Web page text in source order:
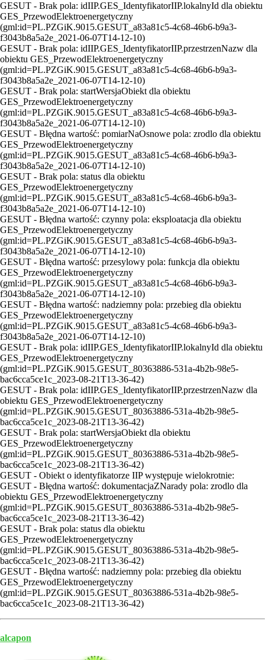
GESUT - Brak pola: idIIP.GES_IdentyfikatorIIP.lokalnyId dla obiektu
GES_PrzewodElektroenergetyczny
(gml:id=PL.PZGiK.9015.GESUT_a83a81c5-4c68-46b6-b9a3-
f3043b8a5a2e_2021-06-07T14-12-10)
GESUT - Brak pola: idIIP.GES_IdentyfikatorIIP.przestrzenNazw dla
obiektu GES_PrzewodElektroenergetyczny
(gml:id=PL.PZGiK.9015.GESUT_a83a81c5-4c68-46b6-b9a3-
f3043b8a5a2e_2021-06-07T14-12-10)
GESUT - Brak pola: startWersjaObiekt dla obiektu
GES_PrzewodElektroenergetyczny
(gml:id=PL.PZGiK.9015.GESUT_a83a81c5-4c68-46b6-b9a3-
f3043b8a5a2e_2021-06-07T14-12-10)
GESUT - Błędna wartość: pomiarNaOsnowe pola: zrodlo dla obiektu
GES_PrzewodElektroenergetyczny
(gml:id=PL.PZGiK.9015.GESUT_a83a81c5-4c68-46b6-b9a3-
f3043b8a5a2e_2021-06-07T14-12-10)
GESUT - Brak pola: status dla obiektu
GES_PrzewodElektroenergetyczny
(gml:id=PL.PZGiK.9015.GESUT_a83a81c5-4c68-46b6-b9a3-
f3043b8a5a2e_2021-06-07T14-12-10)
GESUT - Błędna wartość: czynny pola: eksploatacja dla obiektu
GES_PrzewodElektroenergetyczny
(gml:id=PL.PZGiK.9015.GESUT_a83a81c5-4c68-46b6-b9a3-
f3043b8a5a2e_2021-06-07T14-12-10)
GESUT - Błędna wartość: przesylowy pola: funkcja dla obiektu
GES_PrzewodElektroenergetyczny
(gml:id=PL.PZGiK.9015.GESUT_a83a81c5-4c68-46b6-b9a3-
f3043b8a5a2e_2021-06-07T14-12-10)
GESUT - Błędna wartość: nadziemny pola: przebieg dla obiektu
GES_PrzewodElektroenergetyczny
(gml:id=PL.PZGiK.9015.GESUT_a83a81c5-4c68-46b6-b9a3-
f3043b8a5a2e_2021-06-07T14-12-10)
GESUT - Brak pola: idIIP.GES_IdentyfikatorIIP.lokalnyId dla obiektu
GES_PrzewodElektroenergetyczny
(gml:id=PL.PZGiK.9015.GESUT_80363886-531a-4b2b-98e5-
bac6cca5ce1c_2023-08-21T13-36-42)
GESUT - Brak pola: idIIP.GES_IdentyfikatorIIP.przestrzenNazw dla
obiektu GES_PrzewodElektroenergetyczny
(gml:id=PL.PZGiK.9015.GESUT_80363886-531a-4b2b-98e5-
bac6cca5ce1c_2023-08-21T13-36-42)
GESUT - Brak pola: startWersjaObiekt dla obiektu
GES_PrzewodElektroenergetyczny
(gml:id=PL.PZGiK.9015.GESUT_80363886-531a-4b2b-98e5-
bac6cca5ce1c_2023-08-21T13-36-42)
GESUT - Obiekt o identyfikatorze IIP występuje wielokrotnie:
GESUT - Błędna wartość: dokumentacjaZNarady pola: zrodlo dla
obiektu GES_PrzewodElektroenergetyczny
(gml:id=PL.PZGiK.9015.GESUT_80363886-531a-4b2b-98e5-
bac6cca5ce1c_2023-08-21T13-36-42)
GESUT - Brak pola: status dla obiektu
GES_PrzewodElektroenergetyczny
(gml:id=PL.PZGiK.9015.GESUT_80363886-531a-4b2b-98e5-
bac6cca5ce1c_2023-08-21T13-36-42)
GESUT - Błędna wartość: nadziemny pola: przebieg dla obiektu
GES_PrzewodElektroenergetyczny
(gml:id=PL.PZGiK.9015.GESUT_80363886-531a-4b2b-98e5-
bac6cca5ce1c_2023-08-21T13-36-42)
alcapon